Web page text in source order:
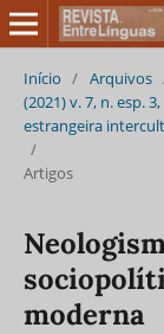
Início / Arquivos
(2021) v. 7, n. esp.
estrangeira
/
Artigos
moderna